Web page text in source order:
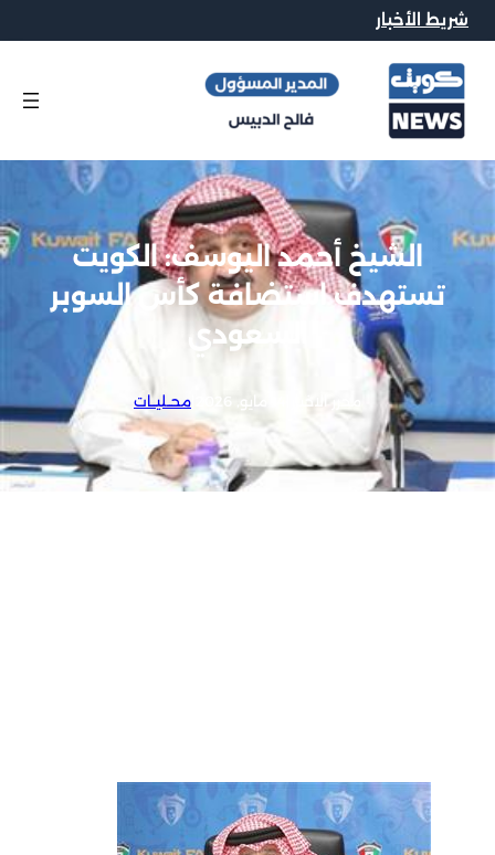
شريط الأخبار
الشيخ أحمد اليوسف: الكويت
تستهدف استضافة كأس السوبر
السعودي
محــليــات